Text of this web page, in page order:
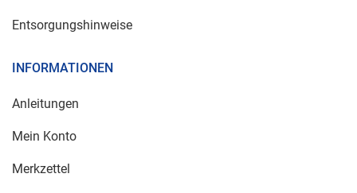
Entsorgungshinweise
INFORMATIONEN
Anleitungen
Mein Konto
Merkzettel